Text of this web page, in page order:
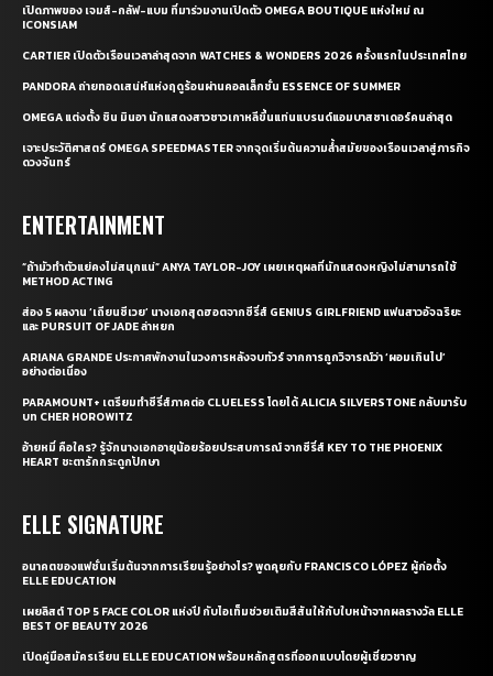
เปิดภาพของ เจมส์-กลัฟ-แบม ที่มาร่วมงานเปิดตัว OMEGA BOUTIQUE แห่งใหม่ ณ
ICONSIAM
CARTIER เปิดตัวเรือนเวลาล่าสุดจาก WATCHES & WONDERS 2026 ครั้งแรกในประเทศไทย
PANDORA ถ่ายทอดเสน่ห์แห่งฤดูร้อนผ่านคอลเล็กชั่น ESSENCE OF SUMMER
OMEGA แต่งตั้ง ชิน มินอา นักแสดงสาวชาวเกาหลีขึ้นแท่นแบรนด์แอมบาสซาเดอร์คนล่าสุด
เจาะประวัติศาสตร์ OMEGA SPEEDMASTER จากจุดเริ่มต้นความล้ำสมัยของเรือนเวลาสู่ภารกิจ
ดวงจันทร์
ENTERTAINMENT
“ถ้ามัวทำตัวแย่คงไม่สนุกแน่” ANYA TAYLOR-JOY เผยเหตุผลที่นักแสดงหญิงไม่สามารถใช้
METHOD ACTING
ส่อง 5 ผลงาน ‘เถียนซีเวย’ นางเอกสุดฮอตจากซีรี่ส์ GENIUS GIRLFRIEND แฟนสาวอัจฉริยะ
และ PURSUIT OF JADE ล่าหยก
ARIANA GRANDE ประกาศพักงานในวงการหลังจบทัวร์ จากการถูกวิจารณ์ว่า ‘ผอมเกินไป’
อย่างต่อเนื่อง
PARAMOUNT+ เตรียมทำซีรี่ส์ภาคต่อ CLUELESS โดยได้ ALICIA SILVERSTONE กลับมารับ
บท CHER HOROWITZ
อ้ายหมี่ คือใคร? รู้จักนางเอกอายุน้อยร้อยประสบการณ์ จากซีรี่ส์ KEY TO THE PHOENIX
HEART ชะตารักกระดูกปักษา
ELLE SIGNATURE
อนาคตของแฟชั่นเริ่มต้นจากการเรียนรู้อย่างไร? พูดคุยกับ FRANCISCO LÓPEZ ผู้ก่อตั้ง
ELLE EDUCATION
เผยลิสต์ TOP 5 FACE COLOR แห่งปี กับไอเท็มช่วยเติมสีสันให้กับใบหน้าจากผลรางวัล ELLE
BEST OF BEAUTY 2026
เปิดคู่มือสมัครเรียน ELLE EDUCATION พร้อมหลักสูตรที่ออกแบบโดยผู้เชี่ยวชาญ